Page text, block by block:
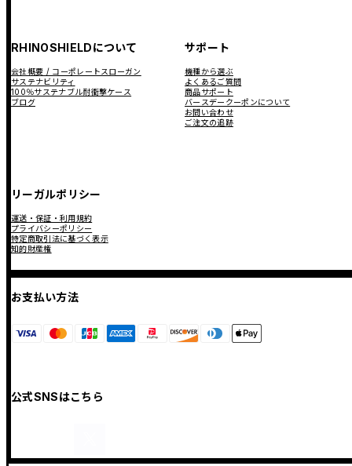
RHINOSHIELDについて
会社概要 / コーポレートスローガン
サステナビリティ
100％サステナブル耐衝撃ケース
ブログ
サポート
機種から選ぶ
よくあるご質問
商品サポート
バースデークーポンについて
お問い合わせ
ご注文の追跡
リーガルポリシー
運送・保証・利用規約
プライバシーポリシー
特定商取引法に基づく表示
知的財産権
お支払い方法
公式SNSはこちら